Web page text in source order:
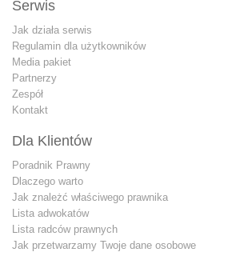
Serwis
Jak działa serwis
Regulamin dla użytkowników
Media pakiet
Partnerzy
Zespół
Kontakt
Dla Klientów
Poradnik Prawny
Dlaczego warto
Jak znależć właściwego prawnika
Lista adwokatów
Lista radców prawnych
Jak przetwarzamy Twoje dane osobowe